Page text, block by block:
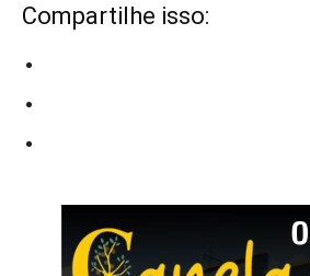
Compartilhe isso: